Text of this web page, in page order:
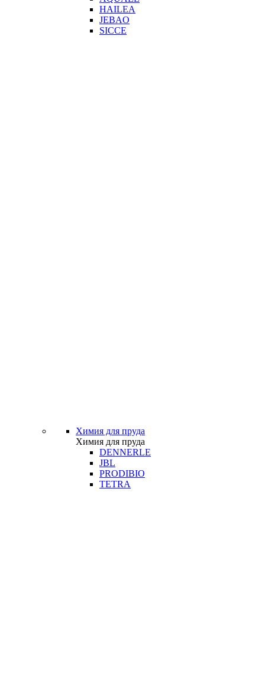
HAILEA
JEBAO
SICCE
Химия для пруда
Химия для пруда
DENNERLE
JBL
PRODIBIO
TETRA